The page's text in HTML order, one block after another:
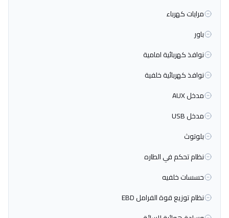
مرايات كهرباء
باور
نوافذ كهربائية امامية
نوافذ كهربائية خلفية
مدخل AUX
مدخل USB
بلوتوث
نظام تحكم في الطاره
حسسات خلفيه
نظام توزيع قوة الفرامل EBD